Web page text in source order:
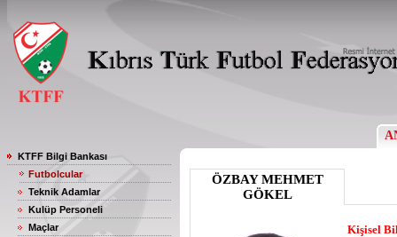
KTFF Bilgi Bankası
Futbolcular
Teknik Adamlar
Kulüp Personeli
Maçlar
ÖZBAY MEHMET
GÖKEL
Kişisel